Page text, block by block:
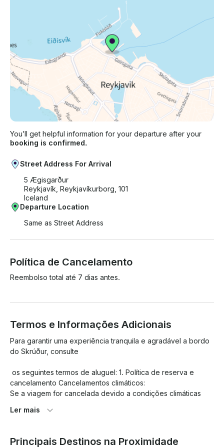
You’ll get helpful information for your departure after your
booking is confirmed.
Street Address For Arrival
5 Ægisgarður
Reykjavík, Reykjavíkurborg, 101
Iceland
Departure Location
Same as Street Address
Política de Cancelamento
Reembolso total até 7 dias antes.
Termos e Informações Adicionais
Para garantir uma experiência tranquila e agradável a bordo
do Skrúður, consulte
cancelamento Cancelamentos climáticos:
Se a viagem for cancelada devido a condições climáticas
reagendar. O iate parte dentro do cronograma. Se os
cobrado integralmente
Ler mais
Principais Destinos na Proximidade